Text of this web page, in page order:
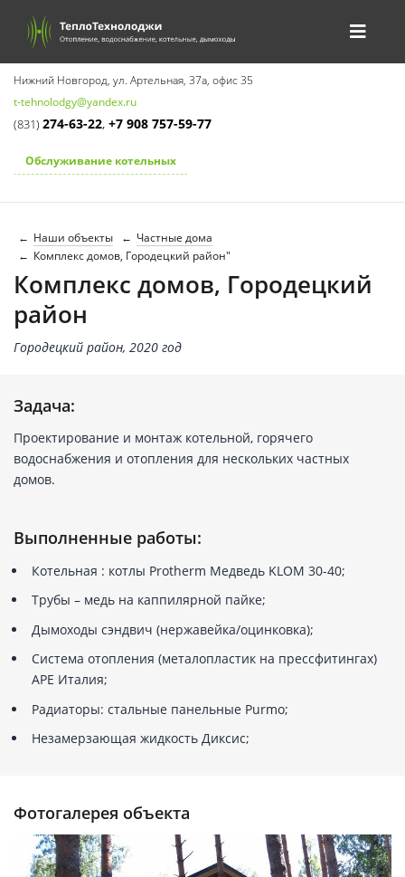
Нижний Новгород, ул. Артельная, 37а, офис 35
t-tehnolodgy@yandex.ru
(831) 274-63-22, +7 908 757-59-77
Обслуживание котельных
Наши объекты
Частные дома
Комплекс домов, Городецкий район"
Комплекс домов, Городецкий
район
Городецкий район, 2020 год
Задача:
Проектирование и монтаж котельной, горячего
водоснабжения и отопления для нескольких частных
домов.
Выполненные работы:
Котельная : котлы Protherm Медведь KLOM 30-40;
Трубы – медь на каппилярной пайке;
Дымоходы сэндвич (нержавейка/оцинковка);
Система отопления (металопластик на прессфитингах)
АРЕ Италия;
Радиаторы: стальные панельные Purmo;
Незамерзающая жидкость Диксис;
Фотогалерея объекта